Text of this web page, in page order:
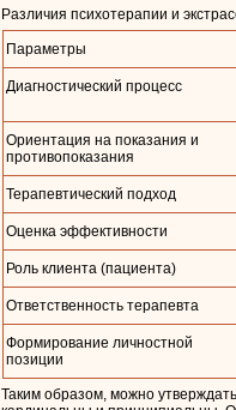
Различия психотерапии и
Параметры
Диагностический процесс
Ориентация на показания и
противопоказания
Терапевтический подход
Оценка эффективности
Роль клиента (пациента)
Ответственность терапевта
Формирование личностной
позиции
Таким образом, можно